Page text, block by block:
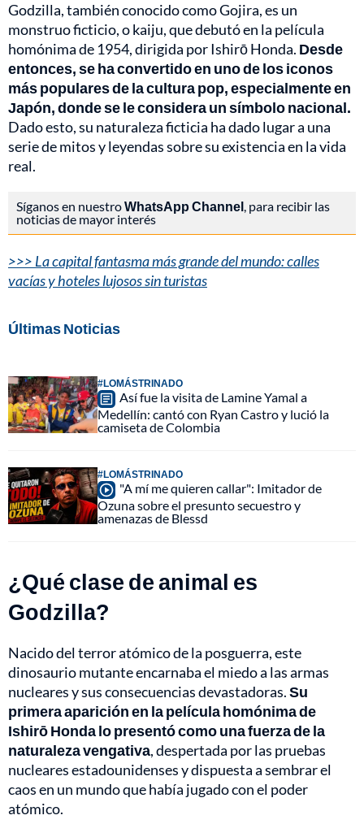
Godzilla, también conocido como Gojira, es un
monstruo ficticio, o kaiju, que debutó en la película
homónima de 1954, dirigida por Ishirō Honda. Desde
entonces, se ha convertido en uno de los iconos
más populares de la cultura pop, especialmente en
Japón, donde se le considera un símbolo nacional.
Dado esto, su naturaleza ficticia ha dado lugar a una
serie de mitos y leyendas sobre su existencia en la vida
real.
Síganos en nuestroWhatsApp Channel, para recibir las
noticias de mayor interés
>>> La capital fantasma más grande del mundo: calles
vacías y hoteles lujosos sin turistas
Últimas Noticias
#LOMÁSTRINADO
Así fue la visita de Lamine Yamal a
Medellín: cantó con Ryan Castro y lució la
camiseta de Colombia
#LOMÁSTRINADO
"A mí me quieren callar": Imitador de
Ozuna sobre el presunto secuestro y
amenazas de Blessd
¿Qué clase de animal es
Godzilla?
Nacido del terror atómico de la posguerra, este
dinosaurio mutante encarnaba el miedo a las armas
nucleares y sus consecuencias devastadoras.Su
primera aparición en la película homónima de
Ishirō Honda lo presentó como una fuerza de la
naturaleza vengativa, despertada por las pruebas
nucleares estadounidenses y dispuesta a sembrar el
caos en un mundo que había jugado con el poder
atómico.